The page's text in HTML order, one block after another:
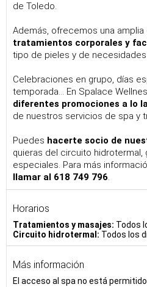
de Toledo.
Además, ofrecemos una amplia
tratamientos corporales y
tipo de pieles y de
Celebraciones en grupo, días
temporada... En Spalace
diferentes promociones a lo
de nuestros servicios de spa y
Puedes hacerte socio de
quieras del circuito hidrotermal,
especiales. Para más
llamar al 618 749 796.
Horarios
Tratamientos y masajes: Todos
Circuito hidrotermal: Todos los
Más información
El acceso al spa no está